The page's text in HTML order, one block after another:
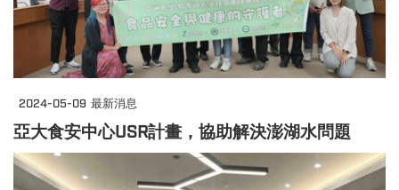
2024-05-09 最新消息
亞大食安中心USR計畫，協助解決澎湖水問題